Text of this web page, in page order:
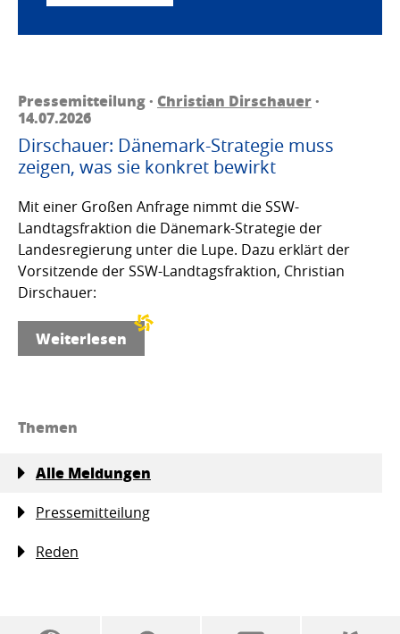
Pressemitteilung · Christian Dirschauer·
14.07.2026
Dirschauer: Dänemark-Strategie muss
zeigen, was sie konkret bewirkt
Mit einer Großen Anfrage nimmt die SSW-
Landtagsfraktion die Dänemark-Strategie der
Landesregierung unter die Lupe. Dazu erklärt der
Vorsitzende der SSW-Landtagsfraktion, Christian
Dirschauer:
Weiterlesen
Themen
Alle Meldungen
Pressemitteilung
Reden